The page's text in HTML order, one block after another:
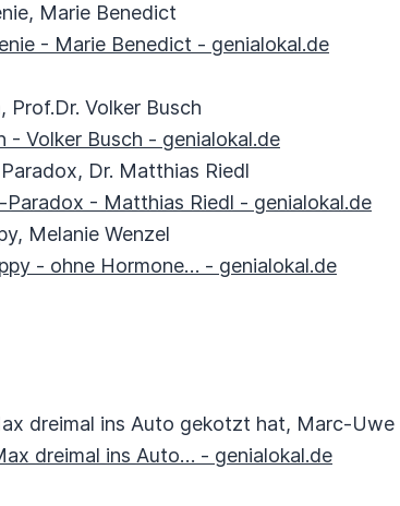
Marie Benedict
- Marie Benedict - genialokal.de
Prof.Dr. Volker Busch
- Volker Busch - genialokal.de
Dr. Matthias Riedl
Paradox - Matthias Riedl - genialokal.de
Melanie Wenzel
- ohne Hormone… - genialokal.de
dreimal ins Auto gekotzt hat, Marc-Uwe
dreimal ins Auto… - genialokal.de